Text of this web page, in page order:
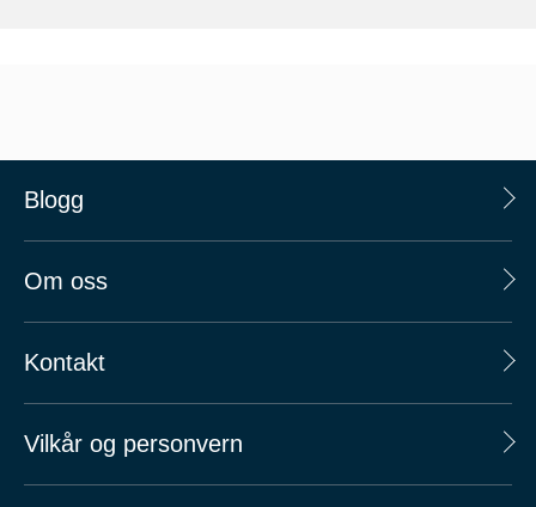
Blogg
Om oss
Kontakt
Vilkår og personvern